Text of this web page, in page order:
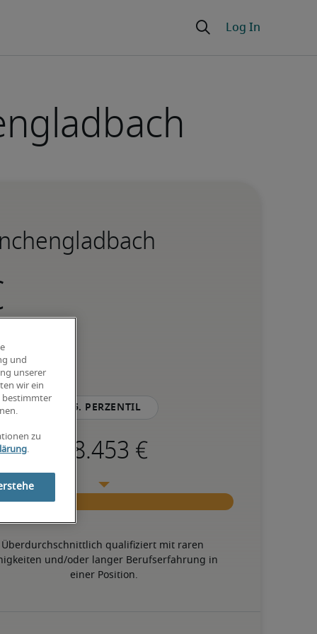
75. Perzentil
Überdurchschnittlich qualifiziert mit raren
und/oder langer Berufserfahrung in
einer Position.
und
unserer
wir ein
bestimmter
zu
.